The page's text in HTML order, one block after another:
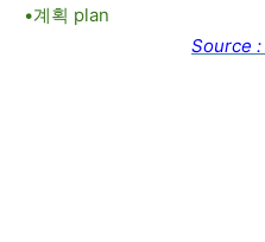
•계획 plan
Source :